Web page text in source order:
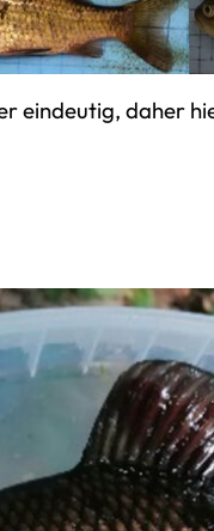
eindeutig, daher